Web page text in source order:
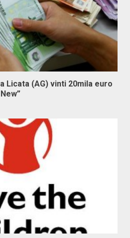
Licata (AG) vinti 20mila euro